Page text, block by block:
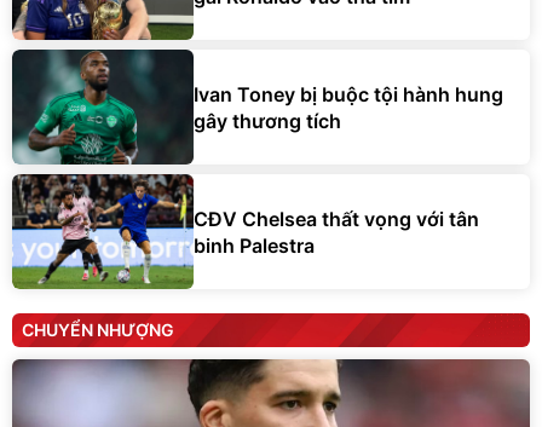
Ivan Toney bị buộc tội hành hung
gây thương tích
CĐV Chelsea thất vọng với tân
binh Palestra
CHUYỂN NHƯỢNG